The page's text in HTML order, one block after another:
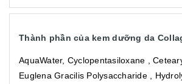
Thành phần của kem dưỡng da
AquaWater, Cyclopentasiloxane ,
Euglena Gracilis Polysaccharide ,